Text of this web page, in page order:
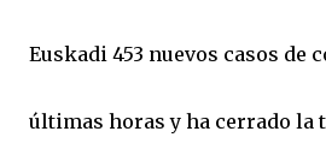
Euskadi 453 nuevos casos de
últimas horas y ha cerrado la